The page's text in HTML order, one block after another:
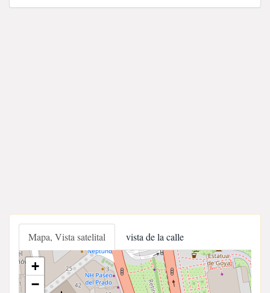
Mapa, Vista satelital vista de la calle
+
−